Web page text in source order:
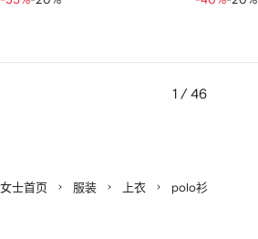
1 / 46
女士首页 服装 上衣 polo衫